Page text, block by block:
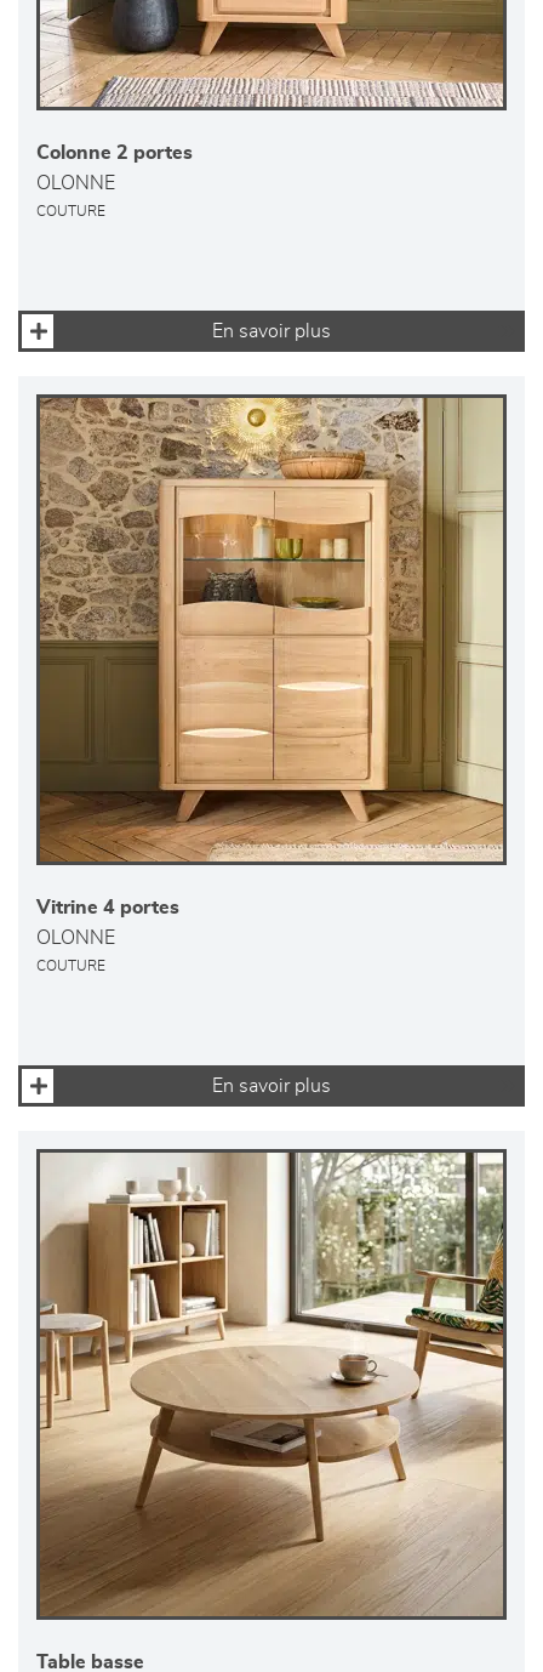
Colonne 2 portes
OLONNE
COUTURE
En savoir plus
Vitrine 4 portes
OLONNE
COUTURE
En savoir plus
Table basse